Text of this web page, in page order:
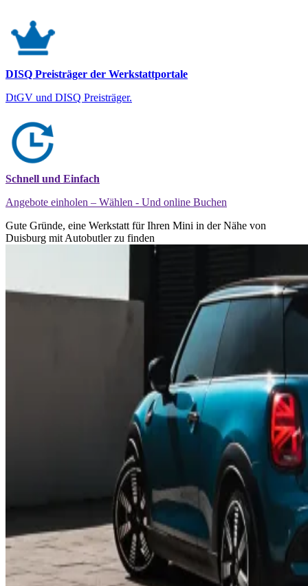
DISQ Preisträger der Werkstattportale
DtGV und DISQ Preisträger.
Schnell und Einfach
Angebote einholen – Wählen - Und online Buchen
Gute Gründe, eine Werkstatt für Ihren Mini in der Nähe von
Duisburg mit Autobutler zu finden